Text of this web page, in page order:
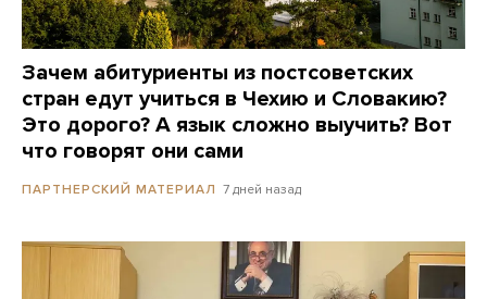
Зачем абитуриенты из постсоветских
стран едут учиться в Чехию и Словакию?
Это дорого? А язык сложно выучить? Вот
что говорят они сами
ПАРТНЕРСКИЙ МАТЕРИАЛ 7 дней назад